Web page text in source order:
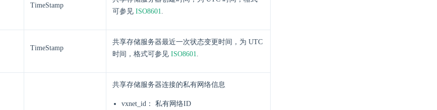
TimeStamp
可参见 ISO8601.
TimeStamp
共享存储服务器最近一次状态变更时间，为 UTC
时间，格式可参见 ISO8601.
共享存储服务器连接的私有网络信息
vxnet_id： 私有网络ID